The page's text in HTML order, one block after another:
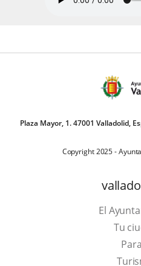
Plaza Mayor, 1. 47001 Valladolid,
Copyright 2025 -
El
Tu